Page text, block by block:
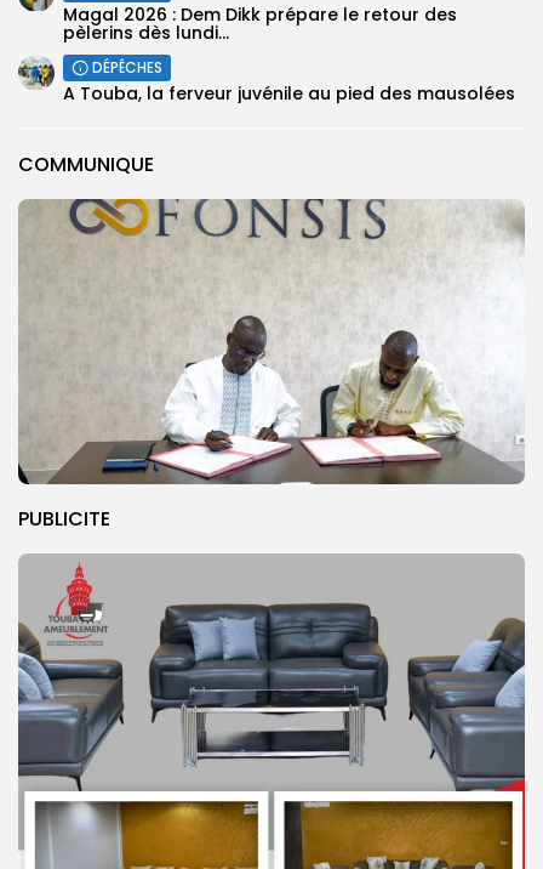
COMMUNIQUE
PUBLICITE
Magal 2026 : Dem Dikk prépare le retour des
pèlerins dès lundi...
DÉPÊCHES
A Touba, la ferveur juvénile au pied des mausolées